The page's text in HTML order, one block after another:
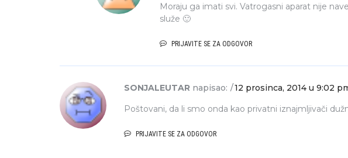
Moraju ga imati svi. Vatrogasni aparat nije
služe 🙂
PRIJAVITE SE ZA ODGOVOR
SONJALEUTAR napisao:
12 prosinca, 2014 u 9:02
Poštovani, da li smo onda kao privatni iznajmljivači
PRIJAVITE SE ZA ODGOVOR